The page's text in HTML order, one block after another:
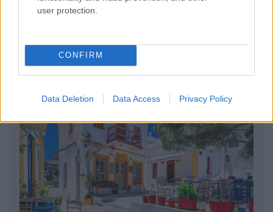
user protection.
CONFIRM
Data Deletion Data Access Privacy Policy
BEST OFINTERNET